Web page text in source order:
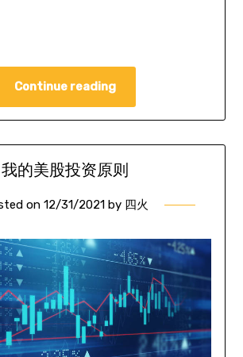
Continue reading
我的美股投资原则
on 12/31/2021by 四火